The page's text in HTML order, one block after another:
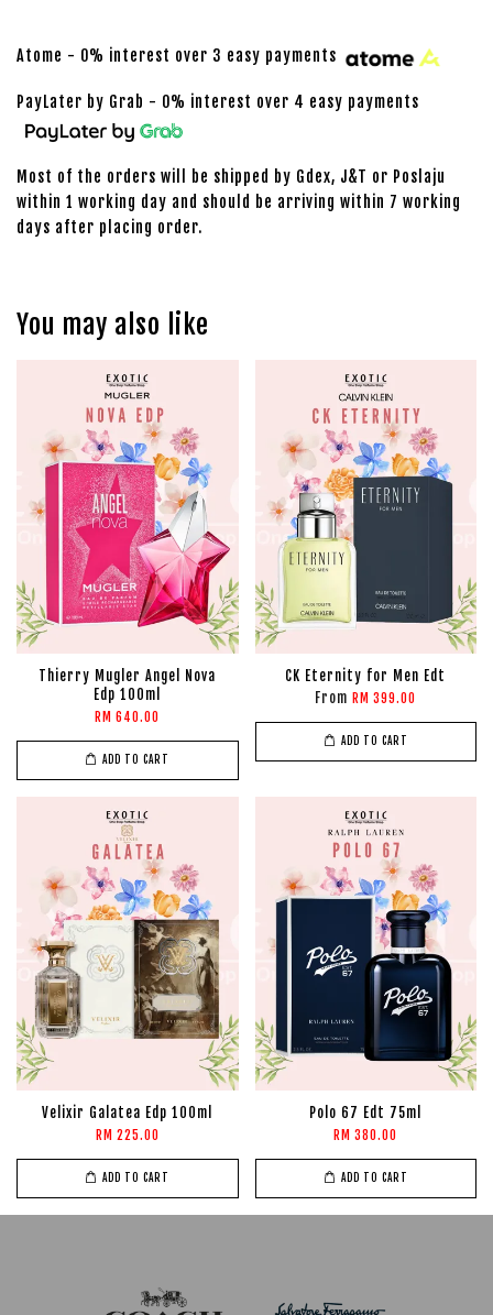
Atome - 0% interest over 3 easy payments
PayLater by Grab - 0% interest over 4 easy payments
Most of the orders will be shipped by Gdex, J&T or Poslaju
within 1 working day and should be arriving within 7 working
days after placing order.
You may also like
Thierry Mugler Angel Nova
Edp 100ml
RM 640.00
ADD TO CART
CK Eternity for Men Edt
From RM 399.00
ADD TO CART
Velixir Galatea Edp 100ml
RM 225.00
ADD TO CART
Polo 67 Edt 75ml
RM 380.00
ADD TO CART